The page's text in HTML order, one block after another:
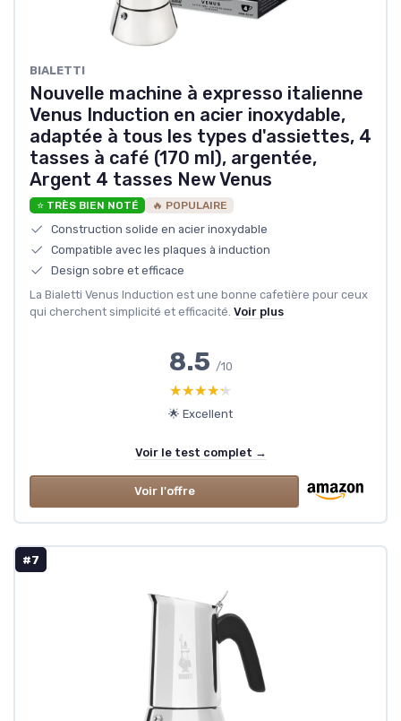
‎BIALETTI
Nouvelle machine à expresso italienne
Venus Induction en acier inoxydable,
adaptée à tous les types d'assiettes, 4
tasses à café (170 ml), argentée,
Argent 4 tasses New Venus
⭐ TRÈS BIEN NOTÉ 🔥 POPULAIRE
Construction solide en acier inoxydable
Compatible avec les plaques à induction
Design sobre et efficace
La Bialetti Venus Induction est une bonne cafetière pour ceux
qui cherchent simplicité et efficacité. Voir plus
8.5 /10
★★★★★
★★★★★
🌟 Excellent
Voir le test complet →
Voir l'offre
#7